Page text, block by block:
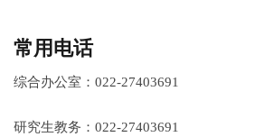
常用电话
综合办公室：022-27403691
研究生教务：022-27403691